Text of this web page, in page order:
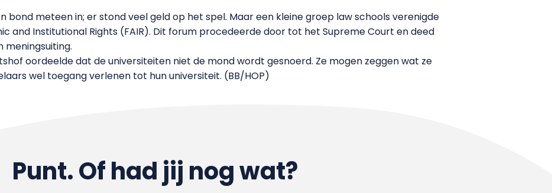
bond meteen in; er stond veel geld op het spel. Maar een kleine groep law schools verenigde
and Institutional Rights (FAIR). Dit forum procedeerde door tot het Supreme Court en deed
meningsuiting.
oordeelde dat de universiteiten niet de mond wordt gesnoerd. Ze mogen zeggen wat ze
wel toegang verlenen tot hun universiteit. (BB/HOP)
Punt. Of had jij nog wat?